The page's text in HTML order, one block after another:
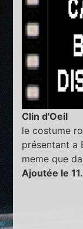
Clin d'Oeil
le costume
présentant a
meme que
Ajoutée le